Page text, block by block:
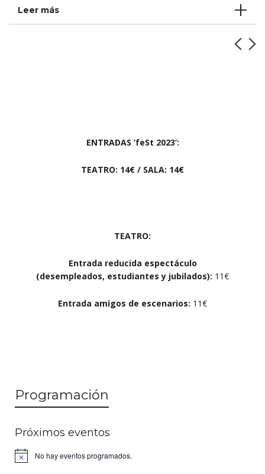
Leer más
ENTRADAS ‘feSt 2023’:
TEATRO: 14€ / SALA: 14€
TEATRO:
Entrada reducida espectáculo
(desempleados, estudiantes y jubilados): 11€
Entrada amigos de escenarios: 11€
Programación
Próximos eventos
No hay eventos programados.